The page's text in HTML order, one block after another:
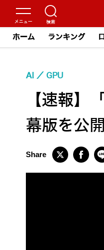
ホーム ランキング
【速報
幕版を公
AI GPU